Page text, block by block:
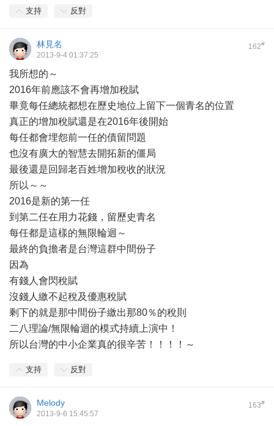
支持 反對
162#
林見名
2013-9-4 01:37:25
我所想的～
2016年前應該不會再增加稅賦
畢竟每任總統都想在歷史地位上留下一個青名的位置
真正的增加稅賦還是在2016年後開始
每任都會埋怨前一任的債留問題
也沒有廣大的智慧去開拓新的僵局
最後還是回歸老百姓增加稅收的狀況
所以～～
2016是新的第一任
到第二任在用力花錢，留歷史青名
每任都是這樣的無限輪迴～
最終的負擔者是台灣這群中間份子
因為
有錢人會閃稅賦
沒錢人繳不起稅及優惠稅賦
剩下的就是那中間份子繳出那80％的稅則
二八理論/無限輪迴的模式持續上演中！
所以台灣的中小企業真的很辛苦！！！！～
支持 反對
163#
Melody
2013-9-6 15:45:57